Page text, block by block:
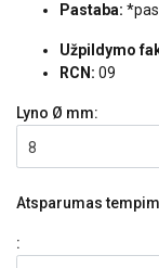
Pastaba:
Užpildymo
RCN: 09
Lyno Ø mm:
8
Atsparumas
: